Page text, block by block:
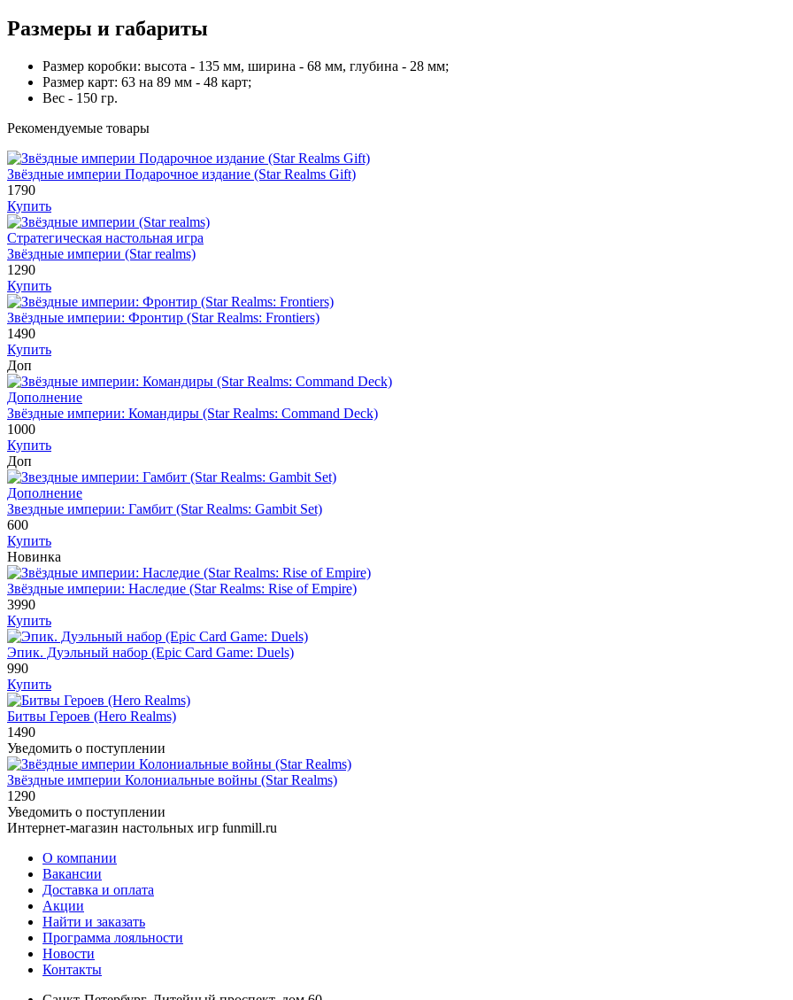
Размеры и габариты
Размер коробки: высота - 135 мм, ширина - 68 мм, глубина - 28 мм;
Размер карт: 63 на 89 мм - 48 карт;
Вес - 150 гр.
Рекомендуемые товары
Звёздные империи Подарочное издание (Star Realms Gift)
1790
Купить
Стратегическая настольная игра
Звёздные империи (Star realms)
1290
Купить
Звёздные империи: Фронтир (Star Realms: Frontiers)
1490
Купить
Доп
Дополнение
Звёздные империи: Командиры (Star Realms: Command Deck)
1000
Купить
Доп
Дополнение
Звездные империи: Гамбит (Star Realms: Gambit Set)
600
Купить
Новинка
Звёздные империи: Наследие (Star Realms: Rise of Empire)
3990
Купить
Эпик. Дуэльный набор (Epic Card Game: Duels)
990
Купить
Битвы Героев (Hero Realms)
1490
Уведомить о поступлении
Звёздные империи Колониальные войны (Star Realms)
1290
Уведомить о поступлении
Интернет-магазин настольных игр funmill.ru
О компании
Вакансии
Доставка и оплата
Акции
Найти и заказать
Программа лояльности
Новости
Контакты